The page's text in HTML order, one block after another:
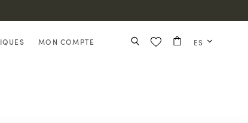
MON COMPTE ES